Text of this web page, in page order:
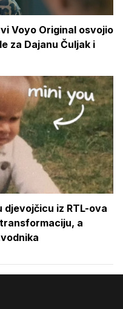
Voyo Original osvojio
za Dajanu Čuljak i
iz RTL-ova
a